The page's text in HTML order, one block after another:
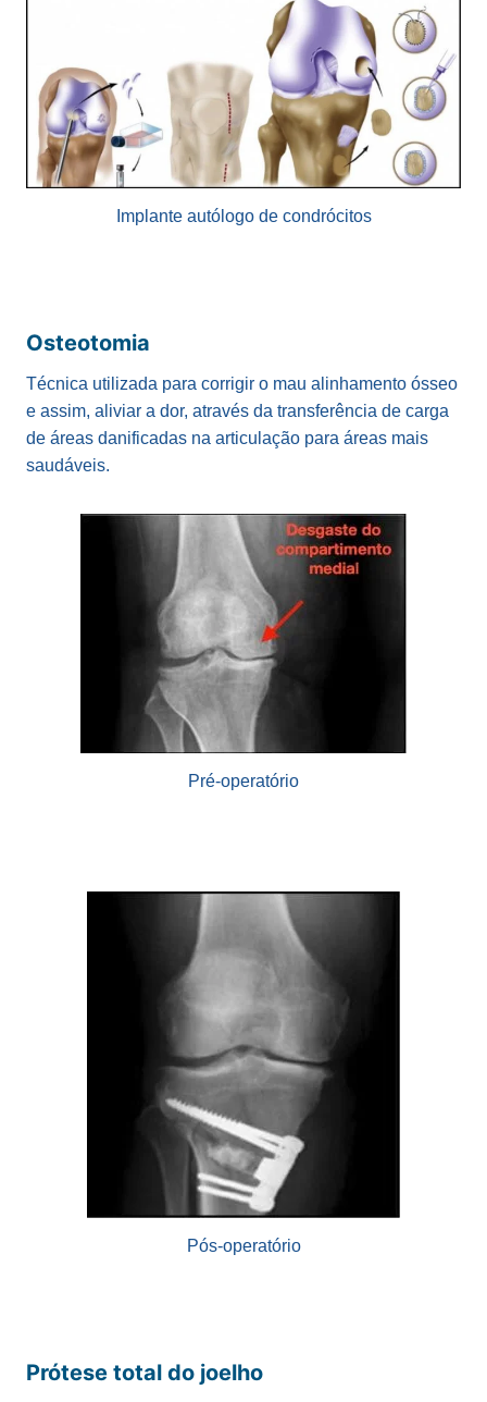
Implante autólogo de condrócitos
Osteotomia
Técnica utilizada para corrigir o mau alinhamento ósseo
e assim, aliviar a dor, através da transferência de carga
de áreas danificadas na articulação para áreas mais
saudáveis.
Pré-operatório
Pós-operatório
Prótese total do joelho